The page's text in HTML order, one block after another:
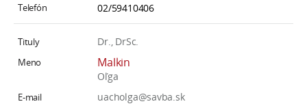
02/59410406
Dr., DrSc.
Malkin
Oľga
uacholga@savba.sk